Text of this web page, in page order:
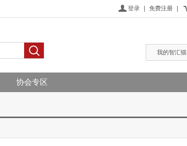
登录 免费注册
我的智汇猫
协会专区